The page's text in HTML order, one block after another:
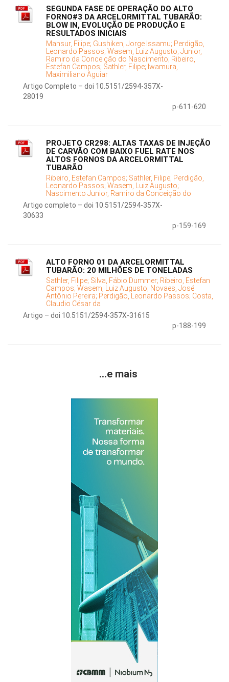
SEGUNDA FASE DE OPERAÇÃO DO ALTO
FORNO#3 DA ARCELORMITTAL TUBARÃO:
BLOW IN, EVOLUÇÃO DE PRODUÇÃO E
RESULTADOS INICIAIS
Mansur, Filipe; Gushiken, Jorge Issamu; Perdigão,
Leonardo Passos; Wasem, Luiz Augusto; Junior,
Ramiro da Conceição do Nascimento; Ribeiro,
Estefan Campos; Sathler, Filipe; Iwamura,
Maximiliano Aguiar
Artigo Completo – doi 10.5151/2594-357X-
28019
p-611-620
PROJETO CR298: ALTAS TAXAS DE INJEÇÃO
DE CARVÃO COM BAIXO FUEL RATE NOS
ALTOS FORNOS DA ARCELORMITTAL
TUBARÃO
Ribeiro, Estefan Campos; Sathler, Filipe; Perdigão,
Leonardo Passos; Wasem, Luiz Augusto;
Nascimento Junior, Ramiro da Conceição do
Artigo completo – doi 10.5151/2594-357X-
30633
p-159-169
ALTO FORNO 01 DA ARCELORMITTAL
TUBARÃO: 20 MILHÕES DE TONELADAS
Sathler, Filipe; Silva, Fábio Dummer; Ribeiro, Estefan
Campos; Wasem, Luiz Augusto; Novaes, José
Antônio Pereira; Perdigão, Leonardo Passos; Costa,
Claudio César da
Artigo – doi 10.5151/2594-357X-31615
p-188-199
...e mais